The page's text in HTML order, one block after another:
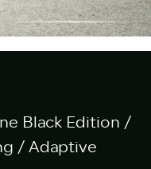
Black Edition /
/ Adaptive